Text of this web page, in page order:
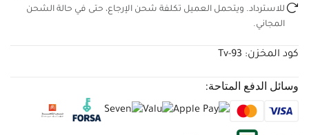
قابلة للاسترداد. ويتحمل العميل تكلفة شحن الإرجاع، حتى في حالة
الشحن المجاني.
كود المخزن: Tv-93
وسائل الدفع المتاحة: